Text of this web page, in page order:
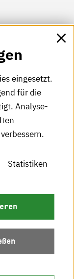
eingesetzt.
für die
Analyse-
Statistiken